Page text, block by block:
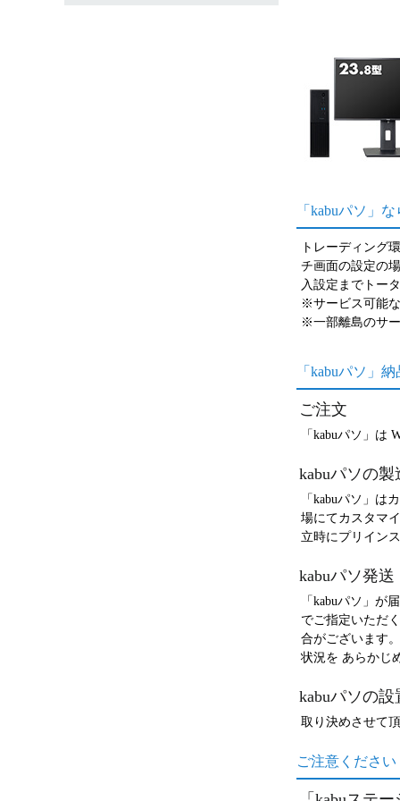
「kabuパソ」
トレーディング
チ画面の設定の
入設定までトー
※サービス可能
※一部離島のサ
「kabuパソ」
ご注文
「kabuパソ」は
kabuパソの製
「kabuパソ」は
場にてカスタマ
立時にプリイン
kabuパソ発送
「kabuパソ」
でご指定いただ
合がございます
状況を あらかじ
kabuパソの設
取り決めさせて
ご注意ください